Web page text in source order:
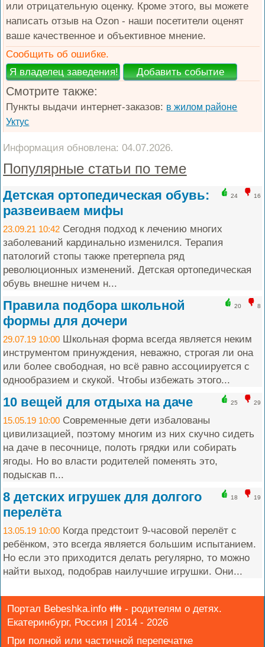
или отрицательную оценку. Кроме этого, вы можете
написать отзыв на Ozon - наши посетители оценят
ваше качественное и объективное мнение.
Сообщить об ошибке.
Смотрите также:
Пункты выдачи интернет-заказов: в жилом районе
Уктус
Информация обновлена: 04.07.2026.
Популярные статьи по теме
24 16
Детская ортопедическая обувь:
развеиваем мифы
23.09.21 10:42 Сегодня подход к лечению многих
заболеваний кардинально изменился. Терапия
патологий стопы также претерпела ряд
революционных изменений. Детская ортопедическая
обувь внешне ничем н...
20 8
Правила подбора школьной
формы для дочери
29.07.19 10:00 Школьная форма всегда является неким
инструментом принуждения, неважно, строгая ли она
или более свободная, но всё равно ассоциируется с
однообразием и скукой. Чтобы избежать этого...
25 29
10 вещей для отдыха на даче
15.05.19 10:00 Современные дети избалованы
цивилизацией, поэтому многим из них скучно сидеть
на даче в песочнице, полоть грядки или собирать
ягоды. Но во власти родителей поменять это,
подыскав п...
18 19
8 детских игрушек для долгого
перелёта
13.05.19 10:00 Когда предстоит 9-часовой перелёт с
ребёнком, это всегда является большим испытанием.
Но если это приходится делать регулярно, то можно
найти выход, подобрав наилучшие игрушки. Они...
Портал Bebeshka.info 👪 - родителям о детях.
Екатеринбург, Россия | 2014 - 2026
При полной или частичной перепечатке